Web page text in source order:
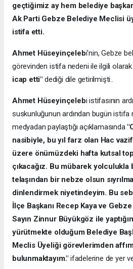
geçtiğimiz ay hem belediye başkan
Ak Parti Gebze Belediye Meclisi
istifa etti.
Ahmet Hüseyinçelebi'nin, Gebze
görevinden istifa nedeni ile ilgili olarak
icap etti" dediği dile getirilmişti..
Ahmet Hüseyinçelebi istifasının
suskunluğunun ardından bugün istifa
medyadan paylaştığı açıklamasında
nasibiyle, bu yıl farz olan Hac
üzere önümüzdeki hafta kutsal
çıkacağız. Bu mübarek
telaşından bir nebze olsun
dinlendirmek niyetindeyim. Bu
İlçe Başkanı Recep Kaya ve
Sayın Zinnur Büyükgöz ile
yürütmekte olduğum Belediye
Meclis Üyeliği görevlerimden
bulunmaktayım." ifadelerine de yer